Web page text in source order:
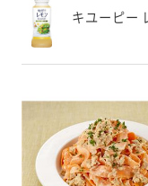
キユーピー